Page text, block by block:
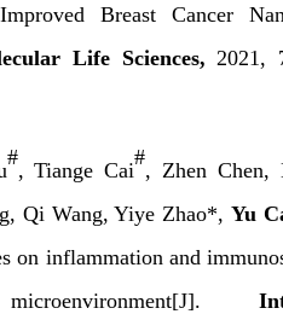
Breast Cancer
Life Sciences, 2021,
#
, Tiange Cai
#
, Zhen Chen,
Qi Wang, Yiye Zhao*,Yu
on inflammation and